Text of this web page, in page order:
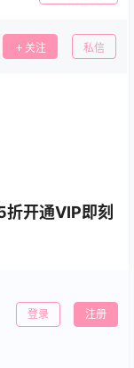
关注 私信
开通VIP即刻
登录 注册